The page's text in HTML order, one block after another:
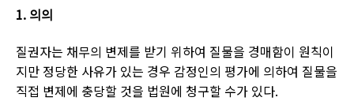
1. 의의
질권자는 채무의 변제를 받기 위하여 질물을 경매함이 원칙이
지만 정당한 사유가 있는 경우 감정인의 평가에 의하여 질물을
직접 변제에 충당할 것을 법원에 청구할 수가 있다.